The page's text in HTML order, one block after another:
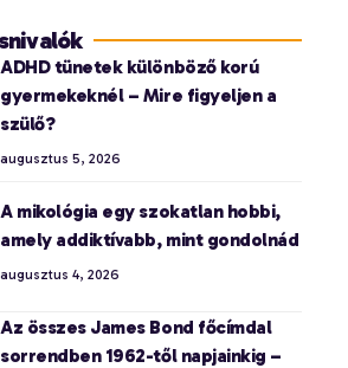
ADHD tünetek különböző korú
gyermekeknél – Mire figyeljen a
szülő?
augusztus 5, 2026
A mikológia egy szokatlan hobbi,
amely addiktívabb, mint gondolnád
augusztus 4, 2026
Az összes James Bond főcímdal
sorrendben 1962-től napjainkig –